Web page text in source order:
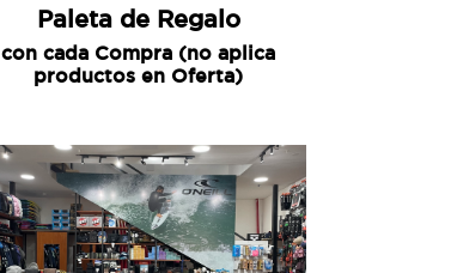
Paleta de Regalo
con cada Compra (no aplica
productos en Oferta)